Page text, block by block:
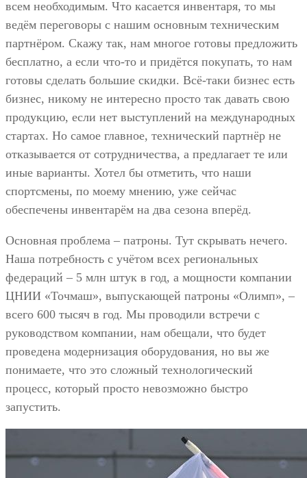
всем необходимым. Что касается инвентаря, то мы
ведём переговоры с нашим основным техническим
партнёром. Скажу так, нам многое готовы предложить
бесплатно, а если что-то и придётся покупать, то нам
готовы сделать большие скидки. Всё-таки бизнес есть
бизнес, никому не интересно просто так давать свою
продукцию, если нет выступлений на международных
стартах. Но самое главное, технический партнёр не
отказывается от сотрудничества, а предлагает те или
иные варианты. Хотел бы отметить, что наши
спортсмены, по моему мнению, уже сейчас
обеспечены инвентарём на два сезона вперёд.
Основная проблема – патроны. Тут скрывать нечего.
Наша потребность с учётом всех региональных
федераций – 5 млн штук в год, а мощности компании
ЦНИИ «Точмаш», выпускающей патроны «Олимп», –
всего 600 тысяч в год. Мы проводили встречи с
руководством компании, нам обещали, что будет
проведена модернизация оборудования, но вы же
понимаете, что это сложный технологический
процесс, который просто невозможно быстро
запустить.